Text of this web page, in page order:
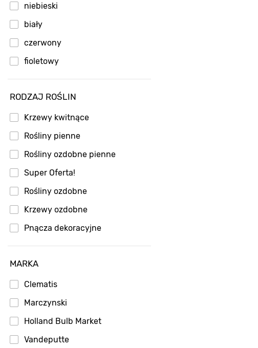
niebieski
biały
czerwony
fioletowy
RODZAJ ROŚLIN
Krzewy kwitnące
Rośliny pienne
Rośliny ozdobne pienne
Super Oferta!
Rośliny ozdobne
Krzewy ozdobne
Pnącza dekoracyjne
Rośliny dekoracyjne
Rośliny zimozielone
Krzewy liściaste
MARKA
Clematis
Marczynski
Holland Bulb Market
Vandeputte